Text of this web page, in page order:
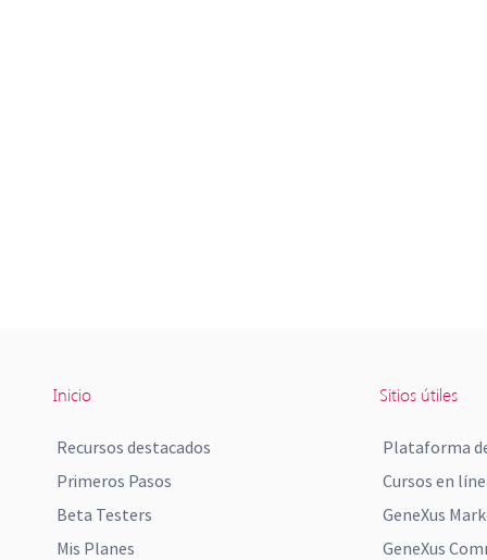
Inicio
Recursos destacados
Primeros Pasos
Beta Testers
Mis Planes
Sitios útiles
Plataforma
Cursos en
GeneXus
GeneXus